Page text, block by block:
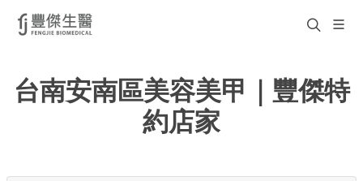
台南安南區美容美甲｜豐傑特
約店家